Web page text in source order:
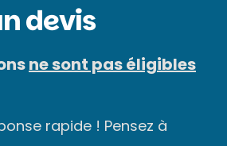
devis
ne sont pas éligibles
rapide ! Pensez à